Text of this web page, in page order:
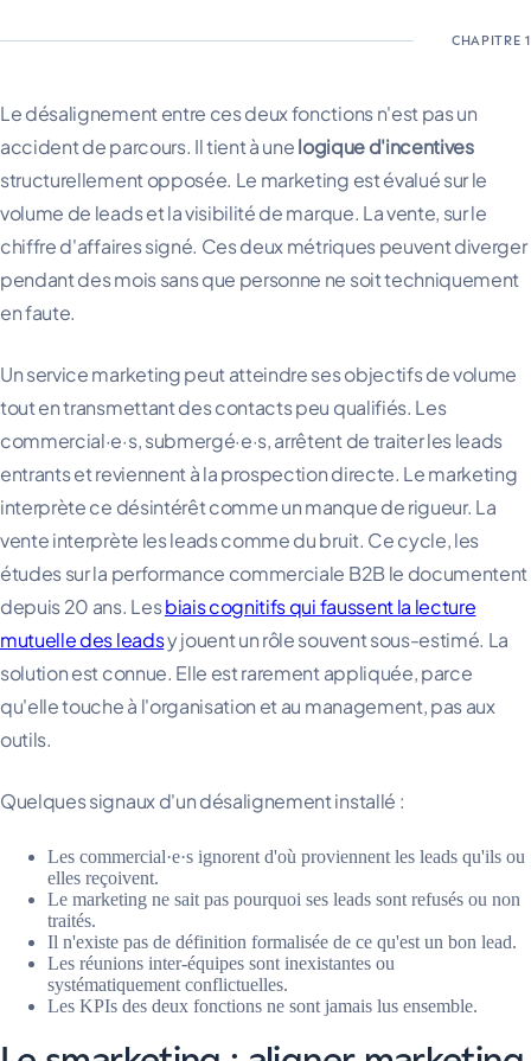
Le désalignement entre ces deux fonctions n'est pas un
accident de parcours. Il tient à unelogique d'incentives
structurellement opposée. Le marketing est évalué sur le
volume de leads et la visibilité de marque. La vente, sur le
chiffre d'affaires signé. Ces deux métriques peuvent diverger
pendant des mois sans que personne ne soit techniquement
en faute.
Un service marketing peut atteindre ses objectifs de volume
tout en transmettant des contacts peu qualifiés. Les
commercial·e·s, submergé·e·s, arrêtent de traiter les leads
entrants et reviennent à la prospection directe. Le marketing
interprète ce désintérêt comme un manque de rigueur. La
vente interprète les leads comme du bruit. Ce cycle, les
études sur la performance commerciale B2B le documentent
depuis 20 ans. Lesbiais cognitifs qui faussent la lecture
mutuelle des leadsy jouent un rôle souvent sous-estimé. La
solution est connue. Elle est rarement appliquée, parce
qu'elle touche à l'organisation et au management, pas aux
outils.
Quelques signaux d'un désalignement installé :
Les commercial·e·s ignorent d'où proviennent les leads qu'ils ou
elles reçoivent.
Le marketing ne sait pas pourquoi ses leads sont refusés ou non
traités.
Il n'existe pas de définition formalisée de ce qu'est un bon lead.
Les réunions inter-équipes sont inexistantes ou
systématiquement conflictuelles.
Les KPIs des deux fonctions ne sont jamais lus ensemble.